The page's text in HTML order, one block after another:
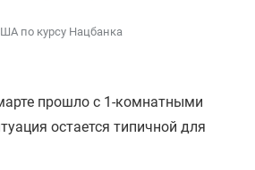
по курсу Нацбанка
прошло с 1-комнатными
остается типичной для